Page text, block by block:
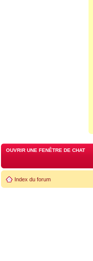
OUVRIR UNE FENÊTRE DE CHAT
Index du forum